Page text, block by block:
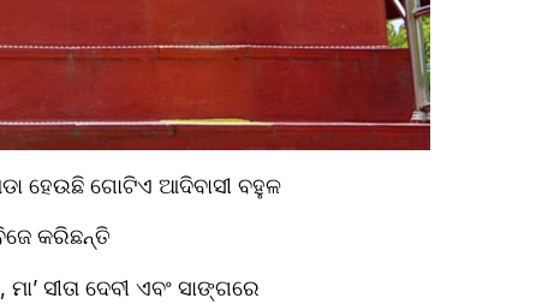
ହେଉଛି ଗୋଟିଏ ଆଦିବାସୀ ବହୁଳ
କରିଛନ୍ତି
ସୀତା ଦେବୀ ଏବଂ ସାଙ୍ଗରେ